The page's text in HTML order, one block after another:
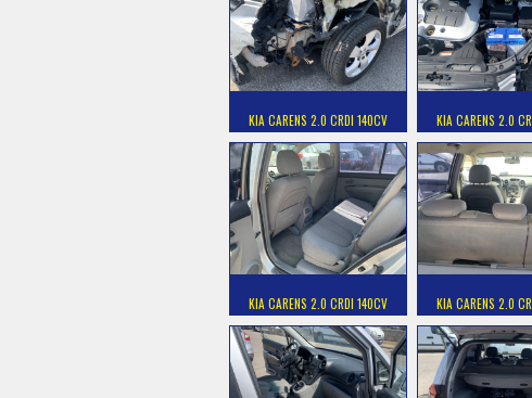
KIA CARENS 2.0 CRDI 140CV KIA CARENS 2.0
KIA CARENS 2.0 CRDI 140CV KIA CARENS 2.0